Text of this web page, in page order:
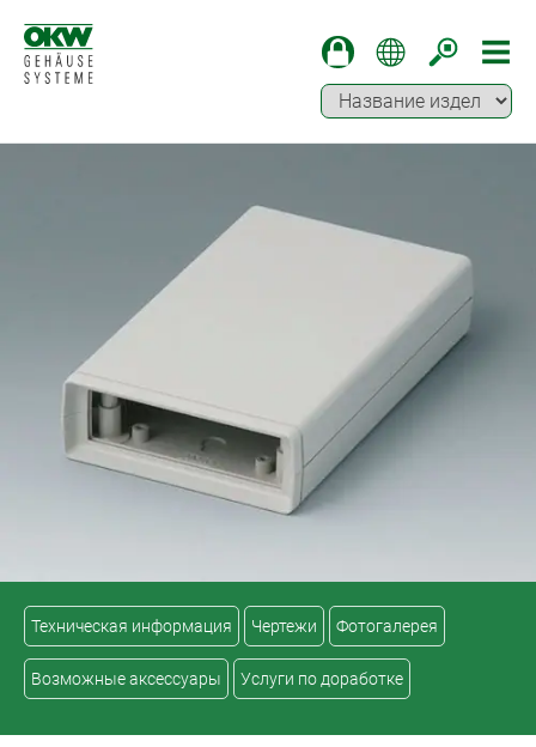
Техническая информация Чертежи Фотогалерея
Возможные аксессуары Услуги по доработке